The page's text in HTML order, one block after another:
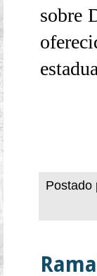
sobre
Postado